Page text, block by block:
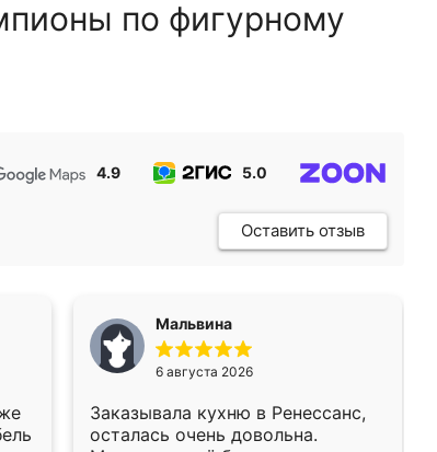
по фигурному
4.9 5.0
Оставить отзыв
Мальвина
6 августа 2026
Заказывала кухню в Ренессанс,
осталась очень довольна.